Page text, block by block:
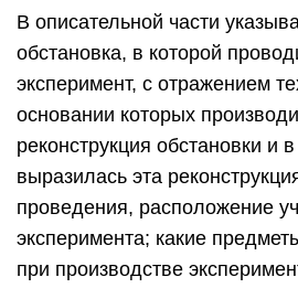
В описательной части
обстановка, в которой
эксперимент, с отражением
основании которых
реконструкция обстановки и
выразилась эта
проведения, расположение
эксперимента; какие
при производстве